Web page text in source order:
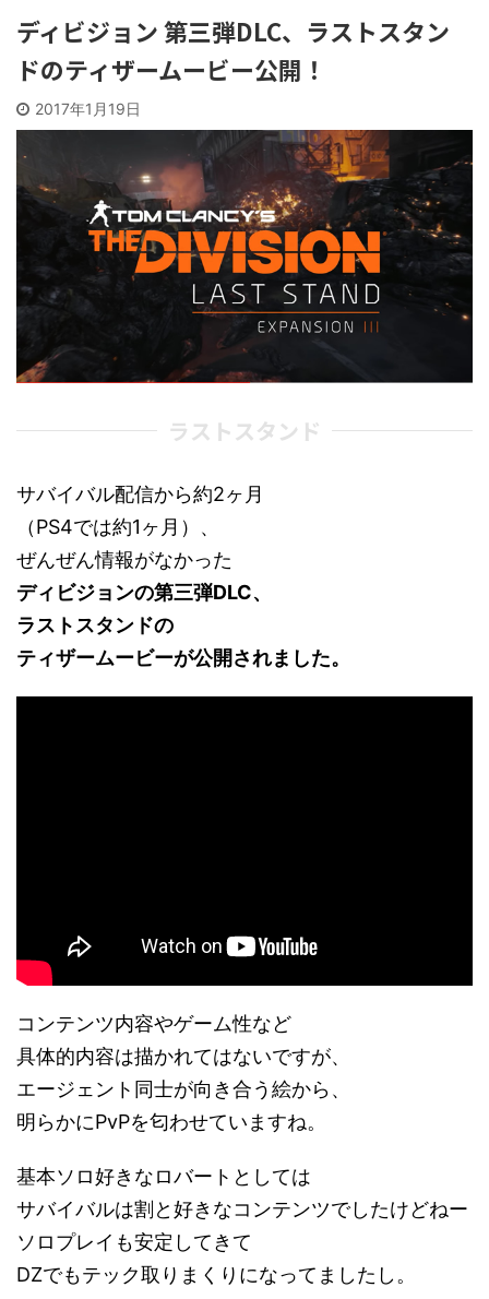
ディビジョン 第三弾DLC、ラストスタン
ドのティザームービー公開！
2017年1月19日
ラストスタンド
サバイバル配信から約2ヶ月
（PS4では約1ヶ月）、
ぜんぜん情報がなかった
ディビジョンの第三弾DLC、
ラストスタンドの
ティザームービーが公開されました。
コンテンツ内容やゲーム性など
具体的内容は描かれてはないですが、
エージェント同士が向き合う絵から、
明らかにPvPを匂わせていますね。
基本ソロ好きなロバートとしては
サバイバルは割と好きなコンテンツでしたけどねー
ソロプレイも安定してきて
DZでもテック取りまくりになってましたし。